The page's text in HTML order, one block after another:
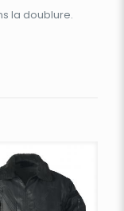
la doublure.